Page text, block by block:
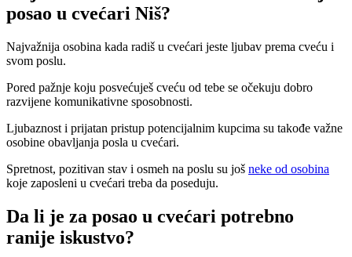
posao u cvećari Niš?
Najvažnija osobina kada radiš u cvećari jeste ljubav prema cveću i
svom poslu.
Pored pažnje koju posvećuješ cveću od tebe se očekuju dobro
razvijene komunikativne sposobnosti.
Ljubaznost i prijatan pristup potencijalnim kupcima su takođe važne
osobine obavljanja posla u cvećari.
Spretnost, pozitivan stav i osmeh na poslu su još neke od osobina
koje zaposleni u cvećari treba da poseduju.
Da li je za posao u cvećari potrebno
ranije iskustvo?